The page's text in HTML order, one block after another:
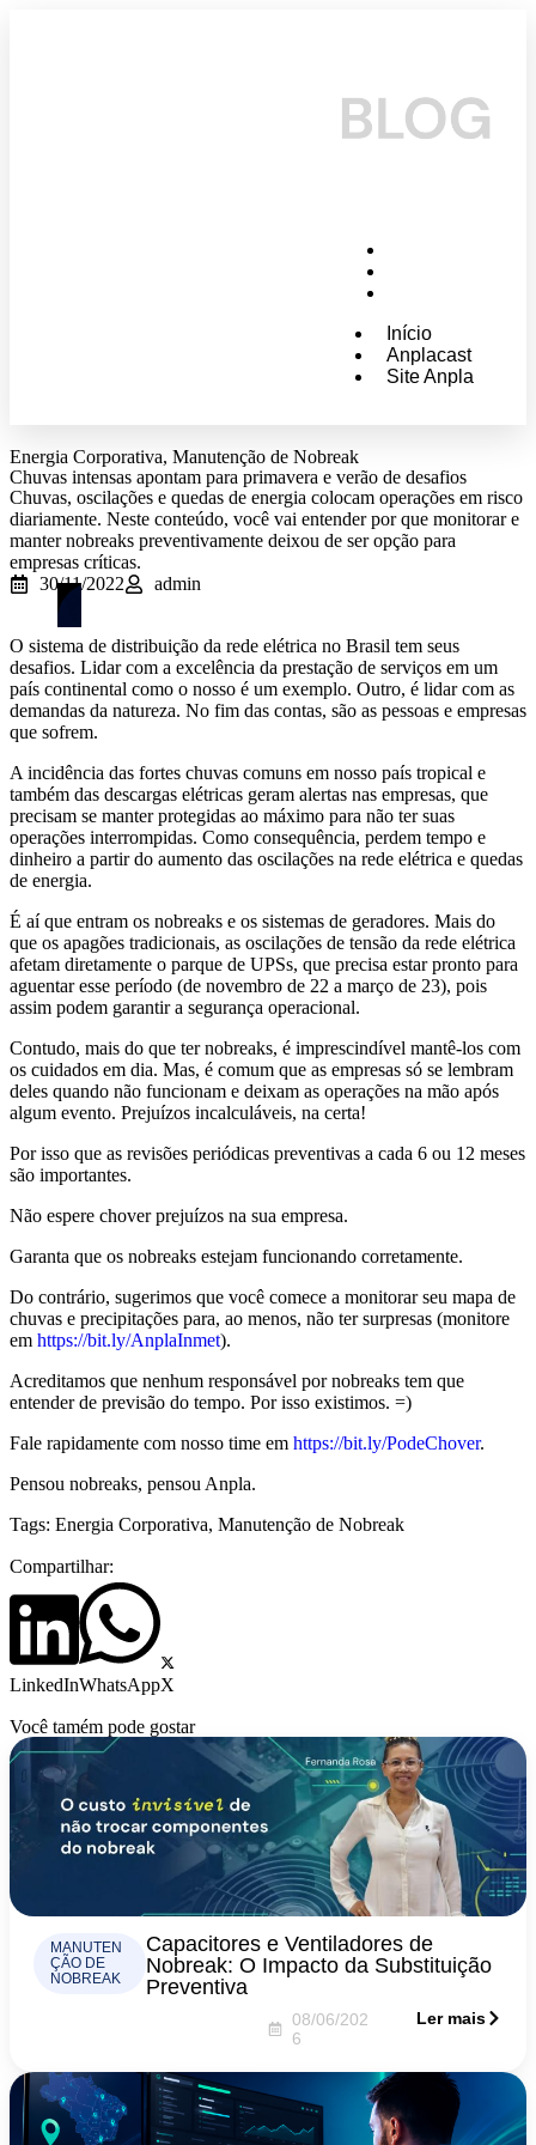
Início
Anplacast
Site Anpla
Energia Corporativa, Manutenção de Nobreak
Chuvas intensas apontam para primavera e verão de desafios
Chuvas, oscilações e quedas de energia colocam operações em risco
diariamente. Neste conteúdo, você vai entender por que monitorar e
manter nobreaks preventivamente deixou de ser opção para
empresas críticas.
30/11/2022
admin
O sistema de distribuição da rede elétrica no Brasil tem seus
desafios. Lidar com a excelência da prestação de serviços em um
país continental como o nosso é um exemplo. Outro, é lidar com as
demandas da natureza. No fim das contas, são as pessoas e empresas
que sofrem.
A incidência das fortes chuvas comuns em nosso país tropical e
também das descargas elétricas geram alertas nas empresas, que
precisam se manter protegidas ao máximo para não ter suas
operações interrompidas. Como consequência, perdem tempo e
dinheiro a partir do aumento das oscilações na rede elétrica e quedas
de energia.
É aí que entram os nobreaks e os sistemas de geradores. Mais do
que os apagões tradicionais, as oscilações de tensão da rede elétrica
afetam diretamente o parque de UPSs, que precisa estar pronto para
aguentar esse período (de novembro de 22 a março de 23), pois
assim podem garantir a segurança operacional.
Contudo, mais do que ter nobreaks, é imprescindível mantê-los com
os cuidados em dia. Mas, é comum que as empresas só se lembram
deles quando não funcionam e deixam as operações na mão após
algum evento. Prejuízos incalculáveis, na certa!
Por isso que as revisões periódicas preventivas a cada 6 ou 12 meses
são importantes.
Não espere chover prejuízos na sua empresa.
Garanta que os nobreaks estejam funcionando corretamente.
Do contrário, sugerimos que você comece a monitorar seu mapa de
chuvas e precipitações para, ao menos, não ter surpresas (monitore
em https://bit.ly/AnplaInmet).
Acreditamos que nenhum responsável por nobreaks tem que
entender de previsão do tempo. Por isso existimos. =)
Fale rapidamente com nosso time em https://bit.ly/PodeChover.
Pensou nobreaks, pensou Anpla.
Tags: Energia Corporativa, Manutenção de Nobreak
Compartilhar:
LinkedInWhatsAppX
Você tamém pode gostar
MANUTEN
ÇÃO DE
NOBREAK
Capacitores e Ventiladores de
Nobreak: O Impacto da Substituição
Preventiva
08/06/202
6
Ler mais